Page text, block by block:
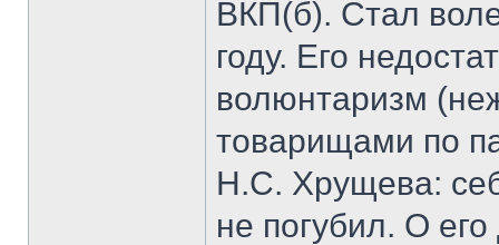
ВКП(б). Стал
году. Его
волюнтаризм
товарищами по
Н.С. Хрущева:
не погубил. О